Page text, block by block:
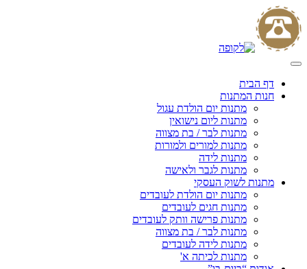
Skip
to
content
דף הבית
חנות המתנות
מתנות יום הולדת עגול
מתנות ליום נישואין
מתנות לבר / בת מצווה
מתנות למורים ולמורות
מתנות לידה
מתנות לגבר ולאישה
מתנות לשוק העסקי
מתנות יום הולדת לעובדים
מתנות חגים לעובדים
מתנות פרישה וותק לעובדים
מתנות לבר / בת מצווה
מתנות לידה לעובדים
מתנות לכיתה א'